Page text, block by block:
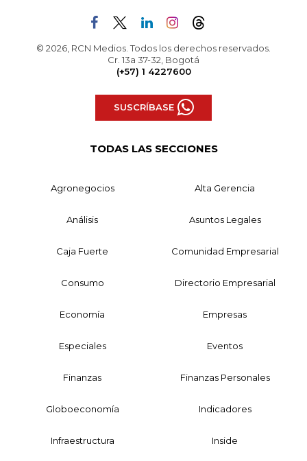
© 2026, RCN Medios. Todos los derechos reservados.
Cr. 13a 37-32, Bogotá
(+57) 1 4227600
SUSCRÍBASE
TODAS LAS SECCIONES
Agronegocios Alta Gerencia
Análisis Asuntos Legales
Caja Fuerte Comunidad Empresarial
Consumo Directorio Empresarial
Economía Empresas
Especiales Eventos
Finanzas Finanzas Personales
Globoeconomía Indicadores
Infraestructura Inside